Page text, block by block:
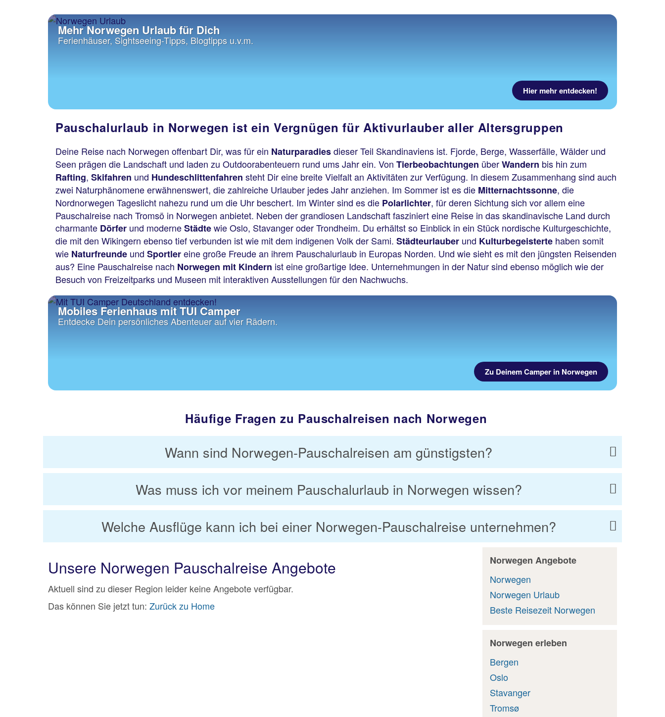
Mehr Norwegen Urlaub für Dich
Ferienhäuser, Sightseeing-Tipps, Blogtipps u.v.m.
Hier mehr entdecken!
Pauschalurlaub in Norwegen ist ein Vergnügen für Aktivurlauber aller Altersgruppen
Deine Reise nach Norwegen offenbart Dir, was für ein Naturparadiesdieser Teil Skandinaviens ist. Fjorde, Berge, Wasserfälle, Wälder und
Seen prägen die Landschaft und laden zu Outdoorabenteuern rund ums Jahr ein. Von Tierbeobachtungen überWandern bis hin zum
Rafting, Skifahren und Hundeschlittenfahren steht Dir eine breite Vielfalt an Aktivitäten zur Verfügung. In diesem Zusammenhang sind auch
zwei Naturphänomene erwähnenswert, die zahlreiche Urlauber jedes Jahr anziehen. Im Sommer ist es die Mitternachtssonne, die
Nordnorwegen Tageslicht nahezu rund um die Uhr beschert. Im Winter sind es die Polarlichter, für deren Sichtung sich vor allem eine
Pauschalreise nach Tromsö in Norwegen anbietet. Neben der grandiosen Landschaft fasziniert eine Reise in das skandinavische Land durch
charmante Dörfer und moderneStädtewie Oslo, Stavanger oder Trondheim. Du erhältst so Einblick in ein Stück nordische Kulturgeschichte,
die mit den Wikingern ebenso tief verbunden ist wie mit dem indigenen Volk der Sami. Städteurlauber und Kulturbegeisterte haben somit
wie Naturfreunde und Sportlereine große Freude an ihrem Pauschalurlaub in Europas Norden. Und wie sieht es mit den jüngsten Reisenden
aus? Eine Pauschalreise nach Norwegen mit Kindern ist eine großartige Idee. Unternehmungen in der Natur sind ebenso möglich wie der
Besuch von Freizeitparks und Museen mit interaktiven Ausstellungen für den Nachwuchs.
Mobiles Ferienhaus mit TUI Camper
Entdecke Dein persönliches Abenteuer auf vier Rädern.
Zu Deinem Camper in Norwegen
Häufige Fragen zu Pauschalreisen nach Norwegen
Wann sind Norwegen-Pauschalreisen am günstigsten?
Was muss ich vor meinem Pauschalurlaub in Norwegen wissen?
Welche Ausflüge kann ich bei einer Norwegen-Pauschalreise unternehmen?
Unsere Norwegen Pauschalreise Angebote
Aktuell sind zu dieser Region leider keine Angebote verfügbar.
Das können Sie jetzt tun: Zurück zu Home
Norwegen Angebote
Norwegen
Norwegen Urlaub
Beste Reisezeit Norwegen
Norwegen erleben
Bergen
Oslo
Stavanger
Tromsø